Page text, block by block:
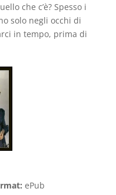
che c’è? Spesso i
solo negli occhi di
in tempo, prima di
ePub